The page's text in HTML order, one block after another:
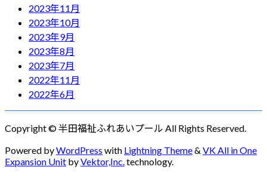
2023年11月
2023年10月
2023年9月
2023年8月
2023年7月
2022年11月
2022年6月
Copyright © 半田福祉ふれあいプール All Rights Reserved.
Powered byWordPress with Lightning Theme& VK All in One
Expansion Unit byVektor,Inc. technology.